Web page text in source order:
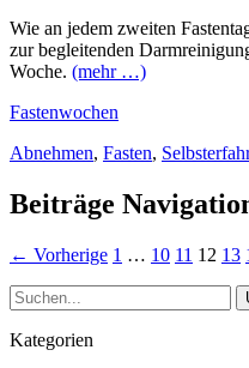
Wie an jedem zweiten
zur begleitenden
Woche. (mehr …)
Fastenwochen
Abnehmen, Fasten,
Beiträge
← Vorherige 1 … 10 11 12 13
Kategorien